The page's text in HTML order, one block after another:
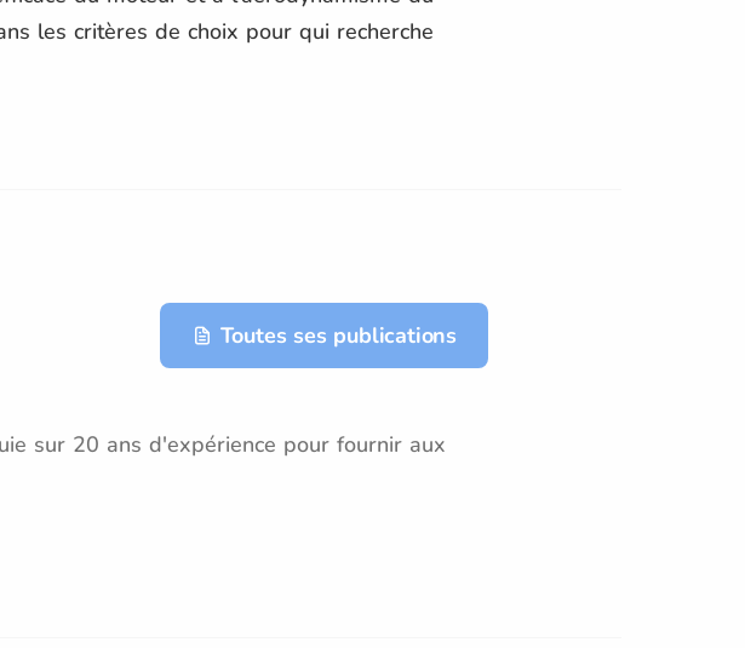
les critères de choix pour qui recherche
Toutes ses publications
sur 20 ans d'expérience pour fournir aux